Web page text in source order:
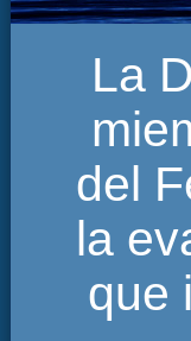
La
del
la
que